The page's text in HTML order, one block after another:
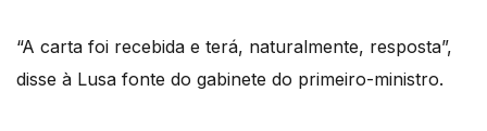
“A carta foi recebida e terá, naturalmente, resposta”,
disse à Lusa fonte do gabinete do primeiro-ministro.